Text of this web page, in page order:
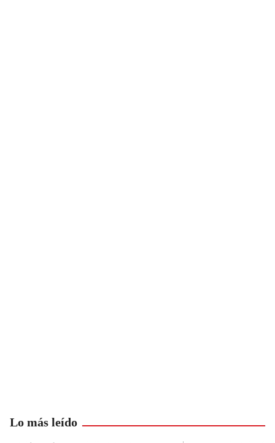
Lo más leído